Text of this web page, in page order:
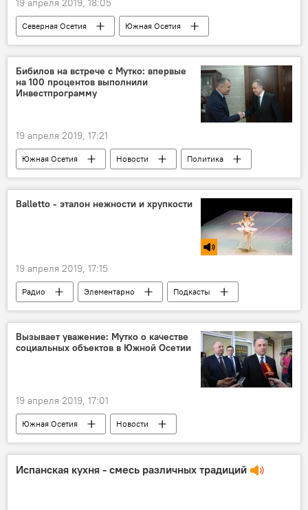
19 апреля 2019, 18:05
Северная Осетия
Южная Осетия
Спорт
Бибилов на встрече с Мутко: впервые
на 100 процентов выполнили
Инвестпрограмму
19 апреля 2019, 17:21
Южная Осетия Новости
Политика
Экономика
Balletto - эталон нежности и хрупкости
19 апреля 2019, 17:15
Радио Элементарно Подкасты
Вызывает уважение: Мутко о качестве
социальных объектов в Южной Осетии
19 апреля 2019, 17:01
Южная Осетия
Новости
Экономика
Политика
Испанская кухня - смесь различных традиций